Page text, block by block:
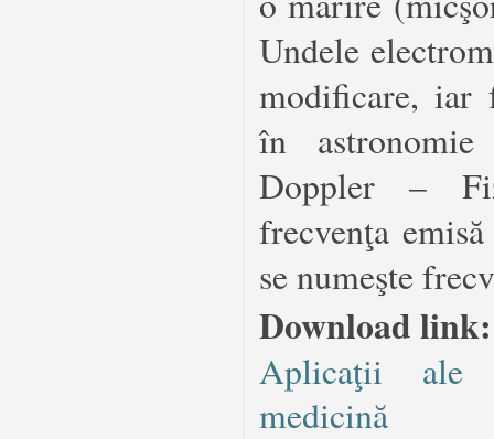
Undele
modificare, iar
în
Doppler –
frecvenţa
se numeşte
Download link:
Aplicaţii ale
medicină